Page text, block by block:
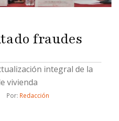
fraudes
integral de la
vivienda
Por: Redacción